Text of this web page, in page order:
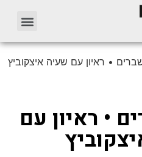
• ראיון עם שעיה איצקוביץ
• ראיון עם